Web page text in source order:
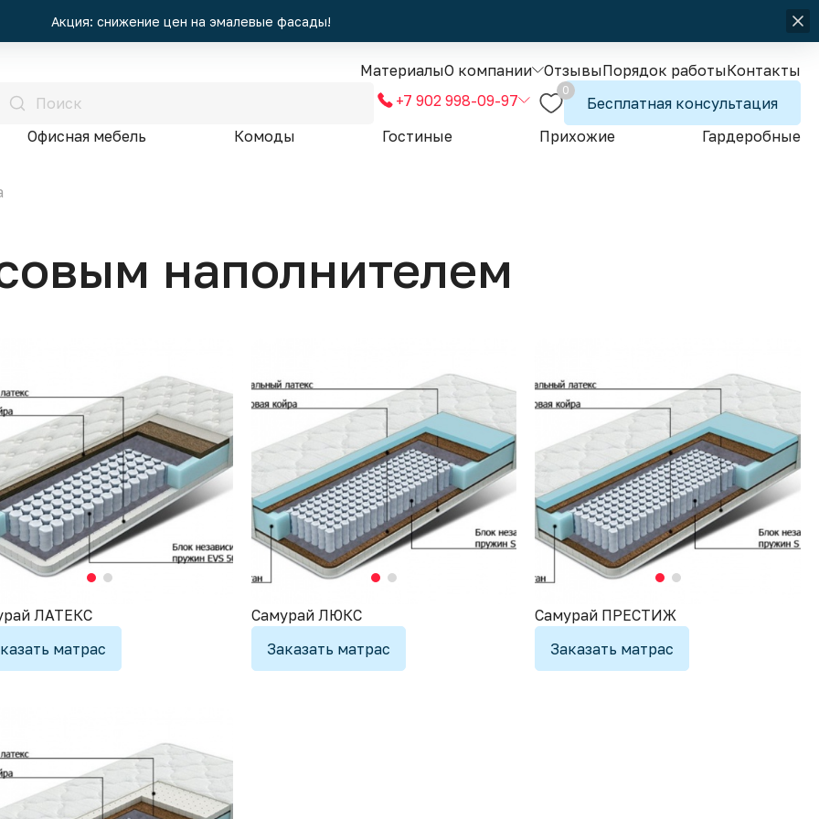
Акция: снижение цен на эмалевые фасады!
МатериалыО компании ОтзывыПорядок работыКонтакты
+7 902 998-09-97
0
Бесплатная консультация
Офисная мебель Комоды Гостиные Прихожие Гардеробные
наполнителем
ЛАТЕКС
матрас
Самурай ЛЮКС
Заказать матрас
Самурай ПРЕСТИЖ
Заказать матрас